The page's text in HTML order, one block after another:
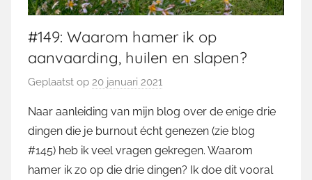
#149: Waarom hamer ik op
aanvaarding, huilen en slapen?
Geplaatst op 20 januari 2021
o
r
M
a
Naar aanleiding van mijn blog over de enige drie
dingen die je burnout écht genezen (zie blog
#145) heb ik veel vragen gekregen. Waarom
hamer ik zo op die drie dingen? Ik doe dit vooral